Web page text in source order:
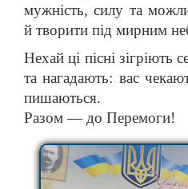
мужність, силу та
й творити під мирним
Нехай ці пісні зігріють
та нагадають: вас
пишаються.
Разом — до Перемоги!